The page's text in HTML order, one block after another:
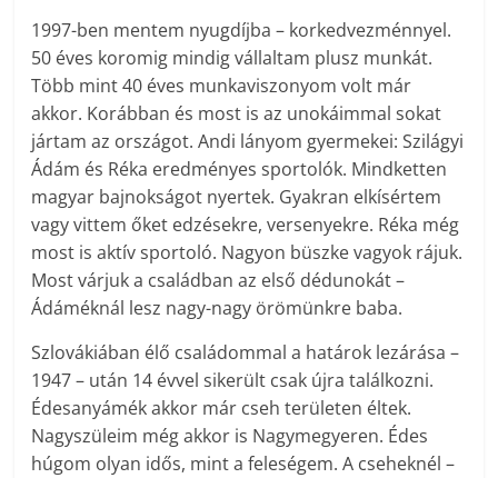
1997-ben mentem nyugdíjba – korkedvezménnyel.
50 éves koromig mindig vállaltam plusz munkát.
Több mint 40 éves munkaviszonyom volt már
akkor. Korábban és most is az unokáimmal sokat
jártam az országot. Andi lányom gyermekei: Szilágyi
Ádám és Réka eredményes sportolók. Mindketten
magyar bajnokságot nyertek. Gyakran elkísértem
vagy vittem őket edzésekre, versenyekre. Réka még
most is aktív sportoló. Nagyon büszke vagyok rájuk.
Most várjuk a családban az első dédunokát –
Ádáméknál lesz nagy-nagy örömünkre baba.
Szlovákiában élő családommal a határok lezárása –
1947 – után 14 évvel sikerült csak újra találkozni.
Édesanyámék akkor már cseh területen éltek.
Nagyszüleim még akkor is Nagymegyeren. Édes
húgom olyan idős, mint a feleségem. A cseheknél –